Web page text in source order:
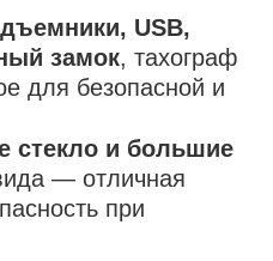
USB,
замок, тахограф
для безопасной и
стекло и большие
— отличная
при